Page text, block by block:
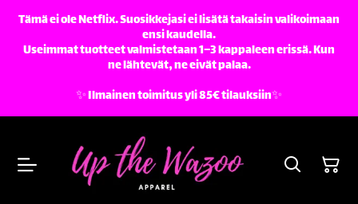
Tämä ei ole Netflix. Suosikkejasi ei lisätä takaisin valikoimaan
ensi kaudella.
Useimmat tuotteet valmistetaan 1–3 kappaleen erissä. Kun
ne lähtevät, ne eivät palaa.
✨️ Ilmainen toimitus yli 85€ tilauksiin✨️